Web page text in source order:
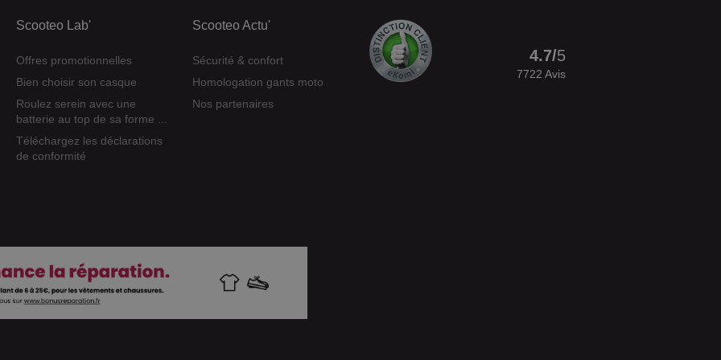
Scooteo Lab'
Offres promotionnelles
Bien choisir son casque
Roulez serein avec une
batterie au top de sa forme ...
Téléchargez les déclarations
de conformité
Scooteo Actu'
Sécurité & confort
Homologation gants moto
Nos partenaires
4.7/5
7722 Avis